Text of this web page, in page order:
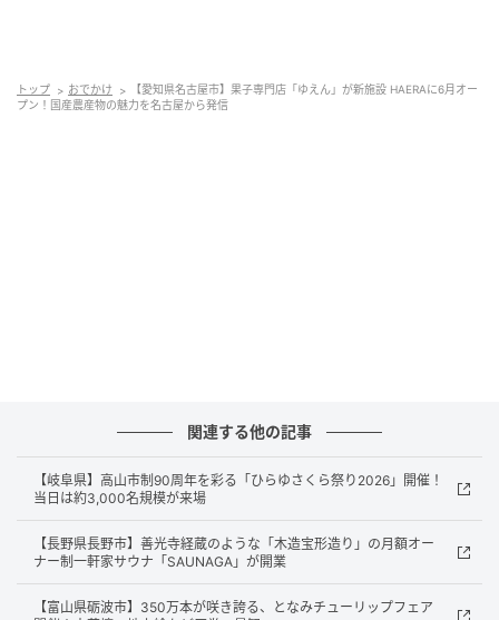
トーカンでは、日本古来の甘味である農産物の素材の
食、さまざまな縁(えん)を結びたいという願いから生ま
れたブランド。こだわり抜いた原料を選び、特別な製
法でより価値ある一品へと昇華させ、国産農産物のす
ばらしさを届ける。
店舗内装やパッケージデザインは、Apollo＆Char
Companyの川村明子氏による全面プロデュースで、ラ
トップ おでかけ
【愛知県名古屋市】果子専門店「ゆえん」が新施設 HAERAに6月オー
プン！国産農産物の魅力を名古屋から発信
関連する他の記事
【岐阜県】高山市制90周年を彩る「ひらゆさくら祭り2026」開催！
当日は約3,000名規模が来場
【長野県長野市】善光寺経蔵のような「木造宝形造り」の月額オー
ナー制一軒家サウナ「SAUNAGA」が開業
【富山県砺波市】350万本が咲き誇る、となみチューリップフェア